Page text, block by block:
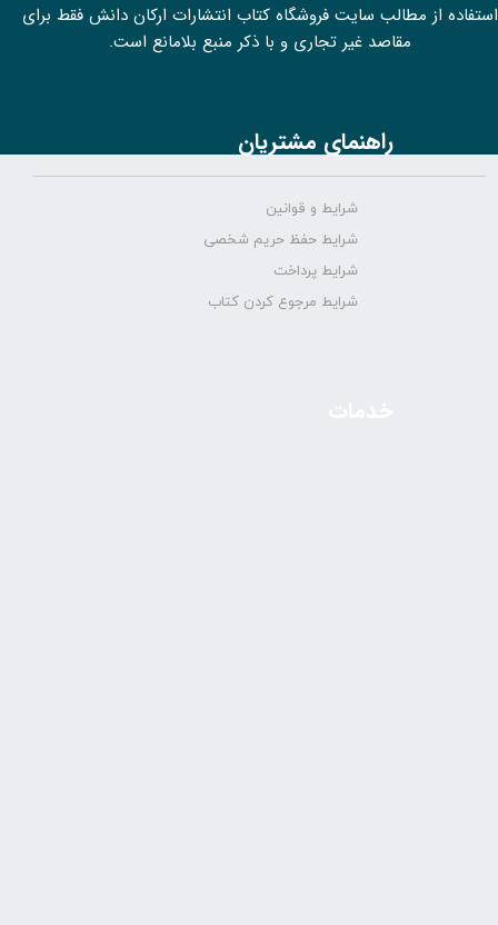
استفاده از مطالب سايت فروشگاه کتاب انتشارات ارکان دانش فقط برای
مقاصد غیر تجاری و با ذکر منبع بلامانع است.
راهنمای مشتریان
شرایط و قوانین
شرایط حفظ حریم شخصی
شرایط پرداخت
شرایط مرجوع کردن کتاب